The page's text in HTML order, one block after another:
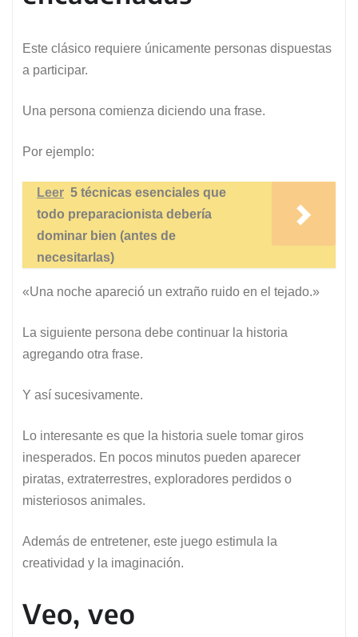
Este clásico requiere únicamente personas dispuestas
a participar.
Una persona comienza diciendo una frase.
Por ejemplo:
Leer 5 técnicas esenciales que
todo preparacionista debería
dominar bien (antes de
necesitarlas)
«Una noche apareció un extraño ruido en el tejado.»
La siguiente persona debe continuar la historia
agregando otra frase.
Y así sucesivamente.
Lo interesante es que la historia suele tomar giros
inesperados. En pocos minutos pueden aparecer
piratas, extraterrestres, exploradores perdidos o
misteriosos animales.
Además de entretener, este juego estimula la
creatividad y la imaginación.
Veo, veo